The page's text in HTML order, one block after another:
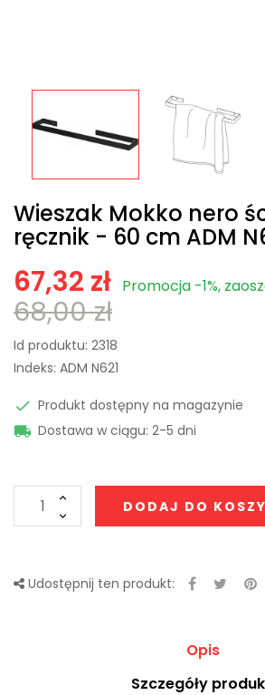
Wieszak Mokko nero
ręcznik - 60 cm ADM
67,32 zł Promocja -1%,
68,00 zł
Id produktu: 2318
Indeks: ADM N621
 Produkt dostępny na magazynie
 Dostawa w ciągu: 2-5 dni
DODAJ DO
Udostępnij ten produkt:
Opis
Szczegóły